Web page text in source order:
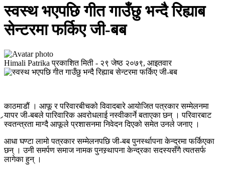
स्वस्थ भएपछि गीत गाउँछु भन्दै रिह्याब
सेन्टरमा फर्किए जी-बब
Himali Patrika प्रकाशित मिती - २९ जेष्ठ २०७९, आइतवार
काठमाडौं । आफू र परिवारबीचको विवादबारे आयोजित पत्रकार सम्मेलनमा
र्‍यापर जी-बबले पारिवारिक अवरोधलाई नस्वीकार्ने बताएका छन् । परिवारबाट
स्वतन्त्रता माग्दै आफूले प्रशासनमा निवेदन दिएको समेत उनले जनाए ।
आधा घण्टा लामो पत्रकार सम्मेलनपछि जी-बब पुनर्स्थापना केन्द्रमा फर्किएका
छन् । उनी समर्पण समाज नामक पुनस्र्थापना केन्द्रका सदस्यसँगै त्यतसर्फ
लागेका हुन् ।